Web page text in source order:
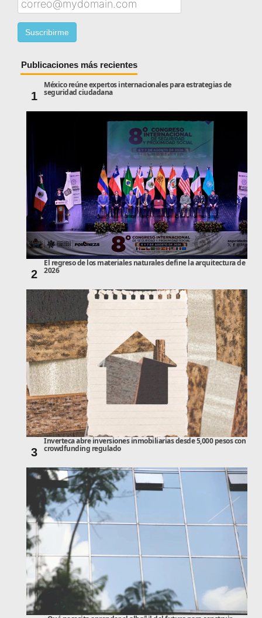
Publicaciones más recientes
1
México reúne expertos internacionales para estrategias de
seguridad ciudadana
2
El regreso de los materiales naturales define la arquitectura de
2026
3
Inverteca abre inversiones inmobiliarias desde 5,000 pesos con
crowdfunding regulado